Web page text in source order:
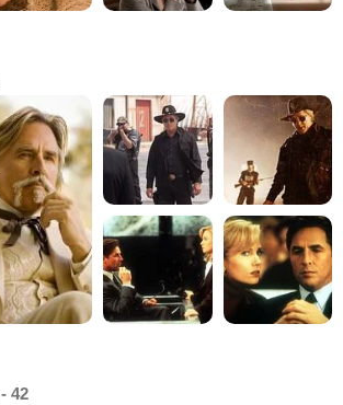
- 42